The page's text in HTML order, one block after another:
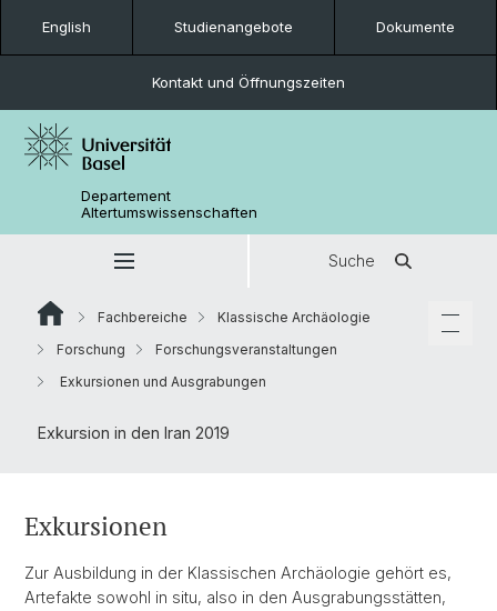
English Studienangebote Dokumente
Kontakt und Öffnungszeiten
Departement
Altertumswissenschaften
Suche
Fachbereiche
Klassische Archäologie
Forschung
Forschungsveranstaltungen
Exkursionen und Ausgrabungen
Exkursion in den Iran 2019
Exkursionen
Zur Ausbildung in der Klassischen Archäologie gehört es,
Artefakte sowohl in situ, also in den Ausgrabungsstätten,